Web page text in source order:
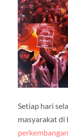
Setiap hari
masyarakat di